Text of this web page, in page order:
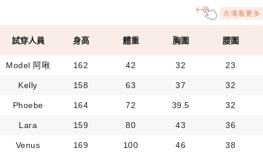
試穿人員 身高 體重 胸圍 腰圍
Model 阿啾 162 42 32 23
Kelly 158 63 37 32
Phoebe 164 72 39.5 32
Lara 159 80 43 36
Venus 169 100 46 38